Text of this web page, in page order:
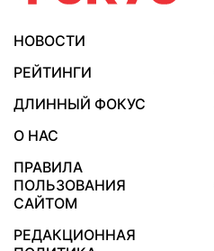
НОВОСТИ
РЕЙТИНГИ
ДЛИННЫЙ ФОКУС
О НАС
ПРАВИЛА
ПОЛЬЗОВАНИЯ
САЙТОМ
РЕДАКЦИОННАЯ